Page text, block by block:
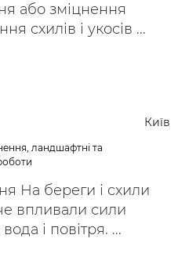
або зміцнення
схилів і укосів ...
Київ
ландшафтні та
На береги і схили
впливали сили
і повітря. ...